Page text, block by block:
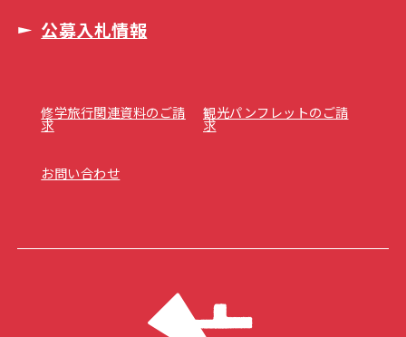
公募入札情報
修学旅行関連資料のご請
求
観光パンフレットのご請
求
お問い合わせ